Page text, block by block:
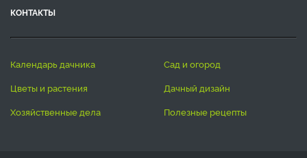
КОНТАКТЫ
календарь дачника
сад и огород
цветы и растения
дачный дизайн
хозяйственные дела
полезные рецепты